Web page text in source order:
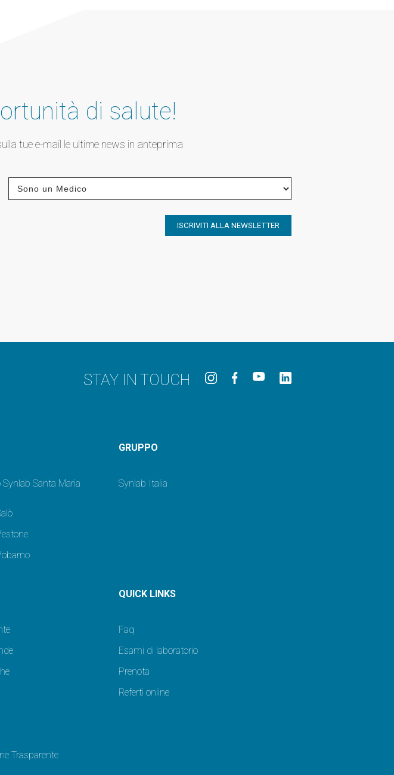
di salute!
tue e-mail le ultime news in anteprima
ISCRIVITI ALLA NEWSLETTER
STAY IN TOUCH
GRUPPO
Synlab Italia
Santa Maria
QUICK LINKS
Faq
Esami di laboratorio
Prenota
Referti online
Trasparente